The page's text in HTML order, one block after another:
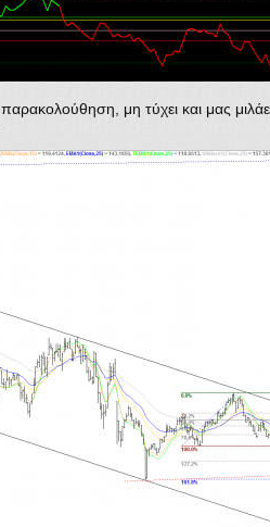
μη τύχει και μας